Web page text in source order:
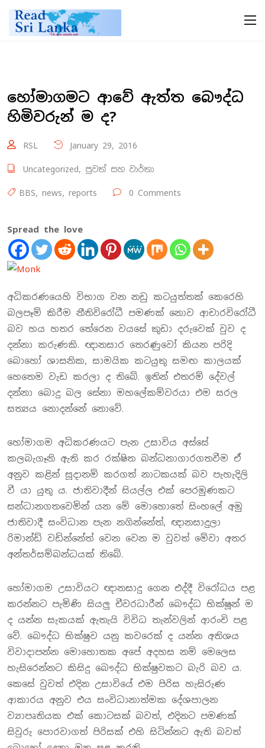
හෝමාගමට ආවේ ඇත්ත බෞද්ධ
හිමිවරුන් ම ද?
RSL January 29, 2016
Uncategorized, පුවත් සහ වාර්තා
BBS, news, reports 0 Comments
Spread the love
අධිකරණයෙහි විභාග වන නඩු කටයුත්තක් කෙරෙහි
බලපෑම් කිරීම නීතිවිරෝධී පමණක් නොව ආචාරවිරෝධී
බව හය හතර තේරෙන වයසේ කුඩා දරුවෙක් වුව ද
දන්නා කරුණකි. ඥානසාර තෙරණුවෝ කියන පරිදි
බොහෝ ශාසනික, සාමයික කටයුතු සමඟ කාලයක්
හෙතෙම වැඩ කරලා ද තිබේ. ඉතින් එතරම් දේවල්
දන්නා බොදු බල සේනා මහලේකම්වරයා එම සරල
සත්‍යය නොදන්නේ නොවේ.
හෝමාගම අධිකරණයට පැන උසාවිය අස්සේ
කලබැගෑනි ඇති කර රක්ෂිත බන්ධනාගාරගතවීම ඒ
අනුව කළින් සූදානම් කරගත් නාටකයක් බව පැහැදිලි
වී යා යුතු ය. ජාතිවාදීන් සියල්ල එක් පෙරමුණකට
සන්ධානගතවෙමින් යන මේ මොහොතේ සිංහලේ අමු
ජාතිවාදී සංවිධාන පැන නගින්නේත්, ඥානසාදුලා
රිමාන්ඩ් වඩින්නේත් වෙන වෙන ම වුවත් මේවා අතර
අන්තර්සම්බන්ධයක් තිබේ.
හෝමාගම උසාවියට ඥානසාදු ගෙන එද්දී විරෝධය පළ
කරන්නට පැමිණි සියලු චීවරධාරීන් බෞද්ධ භික්ෂූන් ම
ද යන්න සැකයක් ඇතැයි විවිධ තැන්වලින් ආරංචි පළ
වේ. බෞද්ධ භික්ෂුව යනු කවරෙක් ද යන්න අතිශය
විවාදාපන්න මොහොතක අපේ අදහස නම් මෙලෙස
හැසිරෙන්නට කිසිදු බෞද්ධ භික්ෂුවකට බැරි බව ය.
කෙසේ වුවත් එදින උසාවියේ එම පිරිස හැසිරුණ
ආකාරය අනුව එය සංවිධානාත්මක දේශපාලන
ව්‍යාපෘතියක එක් කොටසක් බවත්, එදිනට පමණක්
සිවුරු පොරවාගත් පිරිසක් එහි සිටින්නට ඇති බවත්